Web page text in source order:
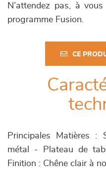
N’attendez pas, à
programme Fusion.
CE
Principales Matières :
métal - Plateau de
Finition : Chêne clair à